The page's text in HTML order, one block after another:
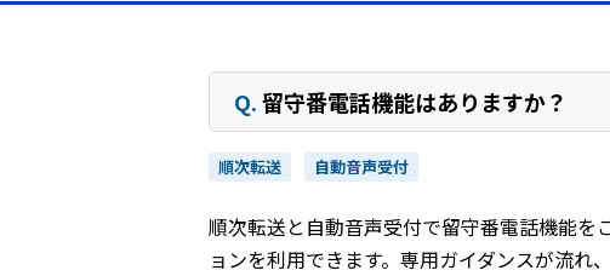
Q.留守番電話機能はありますか？
順次転送 自動音声受付
順次転送と自動音声受付で留守番電話機能
ョンを利用できます。専用ガイダンスが流